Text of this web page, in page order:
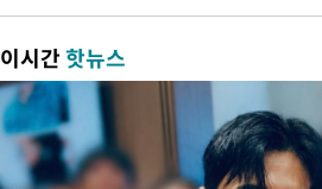
이시간핫뉴스